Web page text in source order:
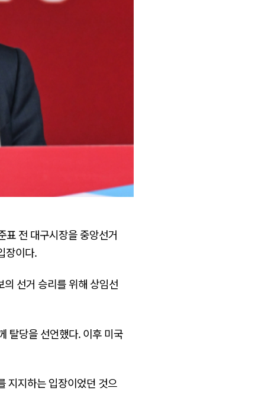
표 전 대구시장을 중앙선거
장이다.
선거 승리를 위해 상임선
탈당을 선언했다. 이후 미국
지지하는 입장이었던 것으